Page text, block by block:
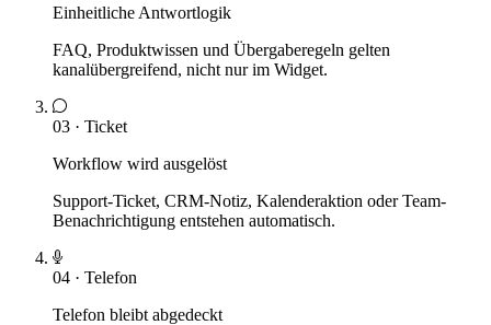
Einheitliche Antwortlogik
FAQ, Produktwissen und Übergaberegeln gelten
kanalübergreifend, nicht nur im Widget.
03 · Ticket
Workflow wird ausgelöst
Support-Ticket, CRM-Notiz, Kalenderaktion oder Team-
Benachrichtigung entstehen automatisch.
04 · Telefon
Telefon bleibt abgedeckt